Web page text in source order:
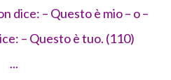
dice: – Questo è mio – o –
– Questo è tuo. (110)
...